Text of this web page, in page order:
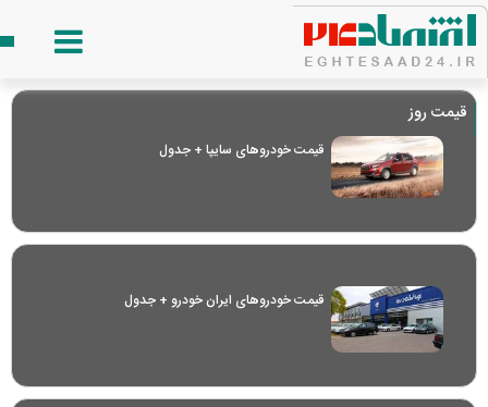
قیمت روز
قیمت خودرو‌های سایپا + جدول
قیمت خودرو‌های ایران خودرو + جدول